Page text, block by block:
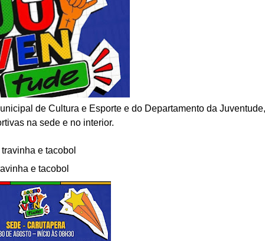
de Cultura e Esporte e do Departamento da Juventude,
na sede e no interior.
e tacobol
e tacobol